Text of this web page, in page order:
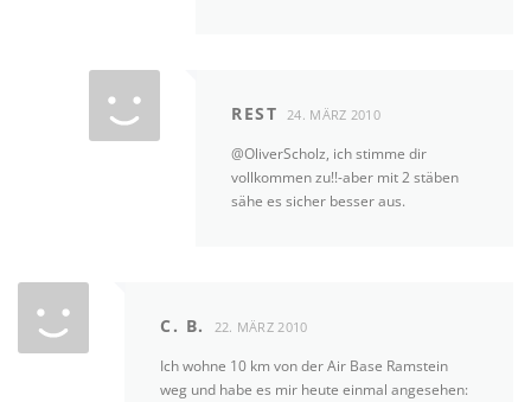
REST 24. MÄRZ 2010
@OliverScholz, ich stimme dir
vollkommen zu!!-aber mit 2 stäben
sähe es sicher besser aus.
C. B. 22. MÄRZ 2010
Ich wohne 10 km von der Air Base Ramstein
weg und habe es mir heute einmal angesehen: